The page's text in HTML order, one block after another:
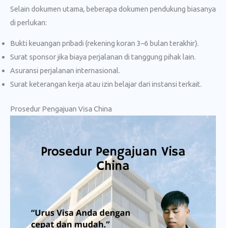
Selain dokumen utama, beberapa dokumen pendukung biasanya
di perlukan:
Bukti keuangan pribadi (rekening koran 3–6 bulan terakhir).
Surat sponsor jika biaya perjalanan di tanggung pihak lain.
Asuransi perjalanan internasional.
Surat keterangan kerja atau izin belajar dari instansi terkait.
Prosedur Pengajuan Visa China